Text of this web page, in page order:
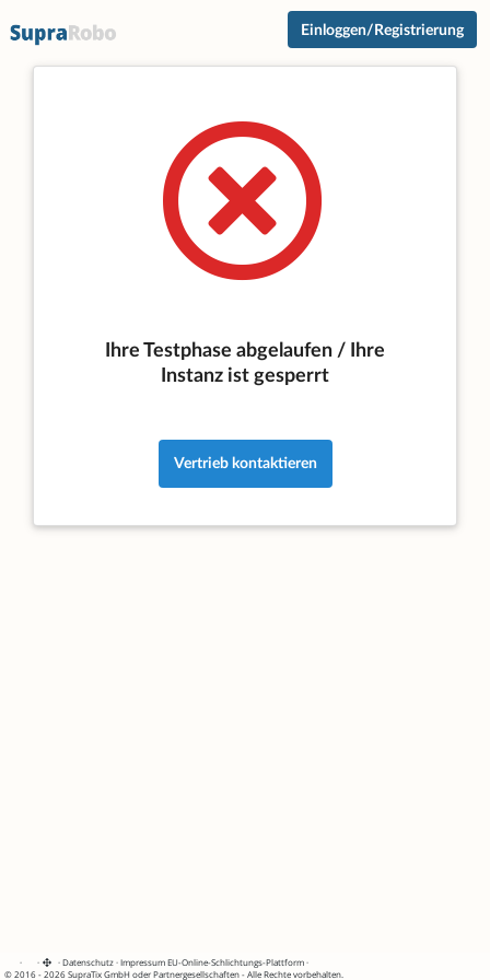
Einloggen/Registrierung
Ihre Testphase abgelaufen / Ihre
Instanz ist gesperrt
Vertrieb kontaktieren
· · ·Datenschutz·Impressum EU-Online-Schlichtungs-Plattform·
© 2016 - 2026 SupraTix GmbH oder Partnergesellschaften - Alle Rechte vorbehalten.